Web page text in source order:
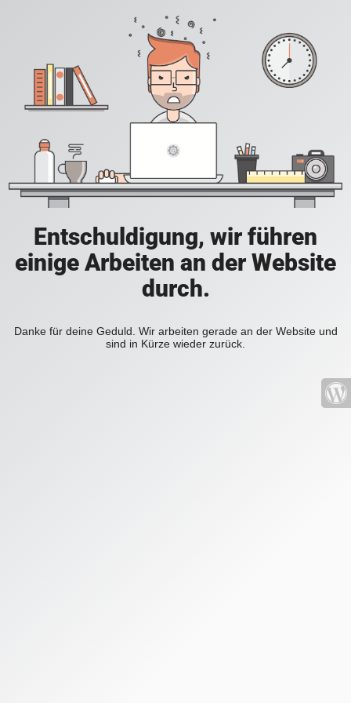
Entschuldigung, wir führen
einige Arbeiten an der Website
durch.
Danke für deine Geduld. Wir arbeiten gerade an der Website und
sind in Kürze wieder zurück.